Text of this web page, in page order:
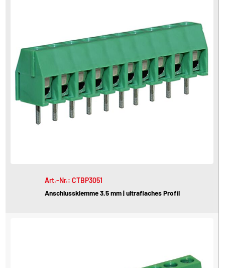
Art.-Nr.: CTBP3051
Anschlussklemme 3,5 mm | ultraflaches Profil